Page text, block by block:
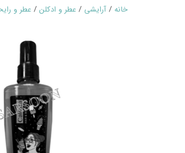
خانه / آرایشی / عطر و ادکلن / عطر و